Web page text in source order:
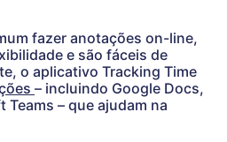
fazer anotações on-line,
e são fáceis de
o aplicativo Tracking Time
– incluindo Google Docs,
– que ajudam na